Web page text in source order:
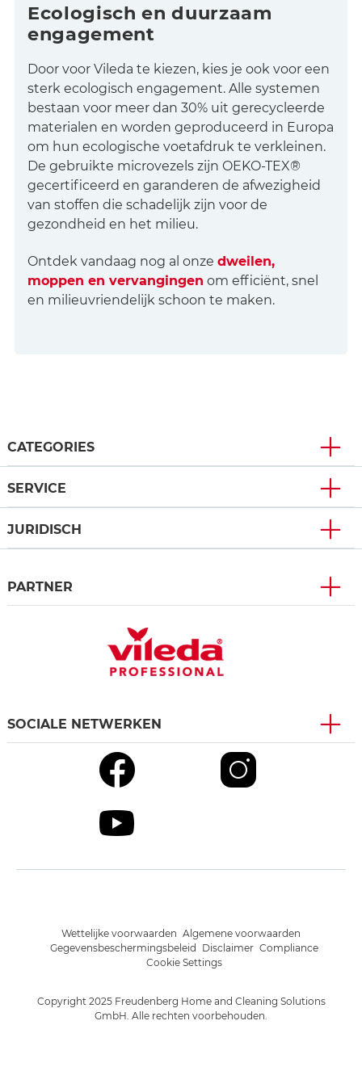
Ecologisch en duurzaam
engagement
Door voor Vileda te kiezen, kies je ook voor een
sterk ecologisch engagement. Alle systemen
bestaan voor meer dan 30% uit gerecycleerde
materialen en worden geproduceerd in Europa
om hun ecologische voetafdruk te verkleinen.
De gebruikte microvezels zijn OEKO-TEX®
gecertificeerd en garanderen de afwezigheid
van stoffen die schadelijk zijn voor de
gezondheid en het milieu.
Ontdek vandaag nog al onze dweilen,
moppen en vervangingen om efficiënt, snel
en milieuvriendelijk schoon te maken.
CATEGORIES
SERVICE
JURIDISCH
PARTNER
SOCIALE NETWERKEN
Copyright 2025 Freudenberg Home and Cleaning Solutions
GmbH. Alle rechten voorbehouden.
Wettelijke voorwaarden Algemene voorwaarden
Gegevensbeschermingsbeleid Disclaimer Compliance
Cookie Settings